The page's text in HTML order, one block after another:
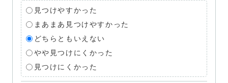
見つけやすかった
まあまあ見つけやすかった
どちらともいえない
やや見つけにくかった
見つけにくかった